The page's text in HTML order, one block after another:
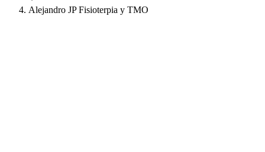
Alejandro JP Fisioterpia y TMO